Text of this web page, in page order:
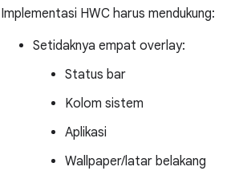
Implementasi HWC harus mendukung:
Setidaknya empat overlay:
Status bar
Kolom sistem
Aplikasi
Wallpaper/latar belakang